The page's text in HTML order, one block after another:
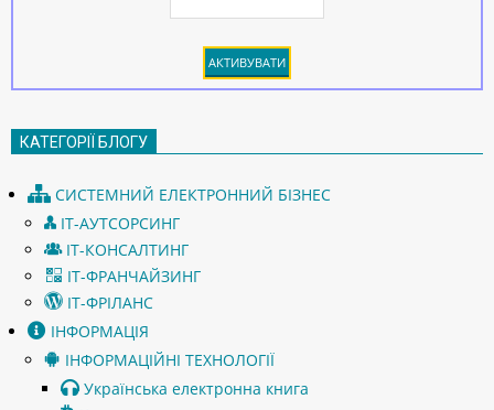
КАТЕГОРІЇ БЛОГУ
СИСТЕМНИЙ ЕЛЕКТРОННИЙ БІЗНЕС
ІТ-АУТСОРСИНГ
ІТ-КОНСАЛТИНГ
ІТ-ФРАНЧАЙЗИНГ
ІТ-ФРІЛАНС
ІНФОРМАЦІЯ
ІНФОРМАЦІЙНІ ТЕХНОЛОГІЇ
Українська електронна книга